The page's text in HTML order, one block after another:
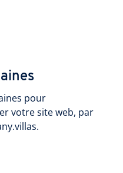
pour
votre site web, par